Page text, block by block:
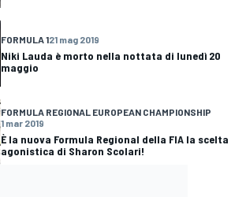
FORMULA 121 mag 2019
Niki Lauda è morto nella nottata di lunedì 20
maggio
FORMULA REGIONAL EUROPEAN CHAMPIONSHIP
1 mar 2019
È la nuova Formula Regional della FIA la scelta
agonistica di Sharon Scolari!